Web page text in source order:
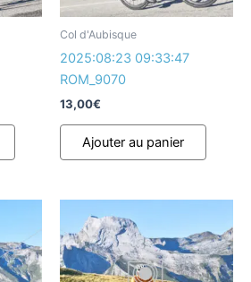
Col d'Aubisque
2025:08:23 09:33:47
ROM_9070
13,00€
Ajouter au panier